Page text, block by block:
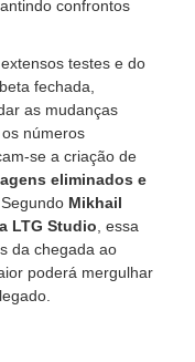
confrontos
testes e do
fechada,
as mudanças
números
se a criação de
eliminados e
. Segundo Mikhail
LTG Studio , essa
da chegada ao
poderá mergulhar